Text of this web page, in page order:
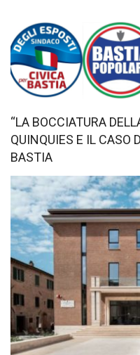
“LA BOCCIATURA
QUINQUIES E IL CASO
BASTIA